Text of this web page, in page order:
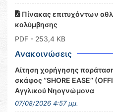
Πίνακας επιτυχόντων
κολύμβησης
PDF - 253,4 KB
Ανακοινώσεις
Αίτηση χορήγησης
σκάφος ‘’SHORE EASE’’
Αγγλικού Νηογνώμονα
07/08/2026 4:57 μμ.